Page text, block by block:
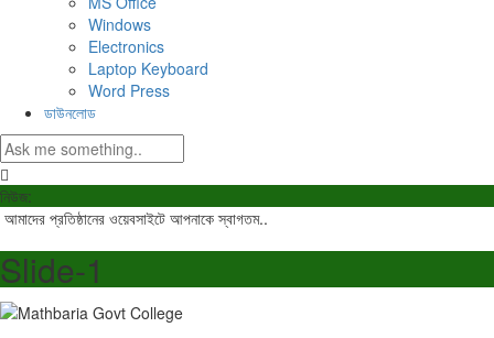
Windows
Electronics
Laptop Keyboard
Word Press
ডাউনলোড
নিউজ:
আমাদের প্রতিষ্ঠানের ওয়েবসাইটে আপনাকে স্বাগতম..
Slide-1